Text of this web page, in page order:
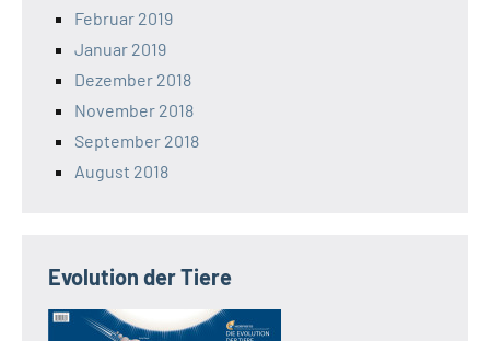
Februar 2019
Januar 2019
Dezember 2018
November 2018
September 2018
August 2018
Evolution der Tiere